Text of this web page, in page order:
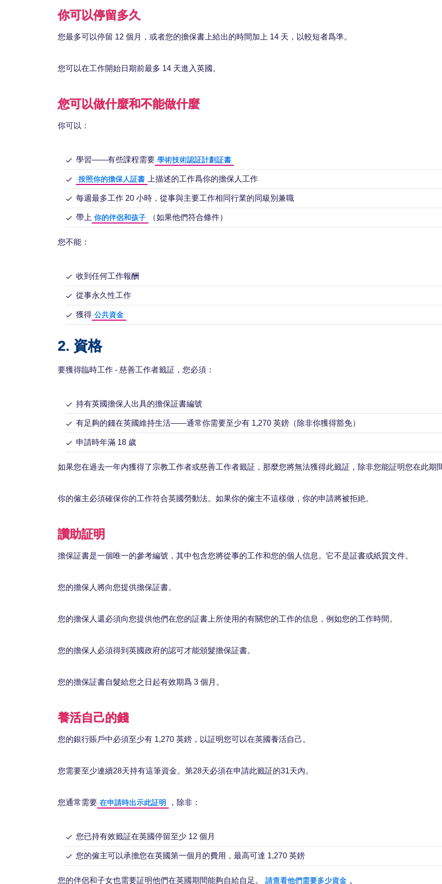
你可以停留多久
您最多可以停留 12 個月，或者您的擔保書上給出的時間加上 14 天，以較短者爲準。
您可以在工作開始日期前最多 14 天進入英國。
您可以做什麼和不能做什麼
你可以：
學習——有些課程需要 學術技術認証計劃証書
按照你的擔保人証書 上描述的工作爲你的擔保人工作
每週最多工作 20 小時，從事與主要工作相同行業的同級別兼職
帶上 你的伴侶和孩子 （如果他們符合條件）
您不能：
收到任何工作報酬
從事永久性工作
獲得 公共資金
2. 資格
要獲得臨時工作 - 慈善工作者籤証，您必須：
持有英國擔保人出具的擔保証書編號
有足夠的錢在英國維持生活——通常你需要至少有 1,270 英鎊（除非你獲得豁免）
申請時年滿 18 歲
如果您在過去一年內獲得了宗教工作者或慈善工作者籤証，那麼您將無法獲得此籤証，除非您能証明您在此期
你的僱主必須確保你的工作符合英國勞動法。如果你的僱主不這樣做，你的申請將被拒絶。
讚助証明
擔保証書是一個唯一的參考編號，其中包含您將從事的工作和您的個人信息。它不是証書或紙質文件。
您的擔保人將向您提供擔保証書。
您的擔保人還必須向您提供他們在您的証書上所使用的有關您的工作的信息，例如您的工作時間。
您的擔保人必須得到英國政府的認可才能頒髮擔保証書。
您的擔保証書自髮給您之日起有效期爲 3 個月。
養活自己的錢
您的銀行賬戶中必須至少有 1,270 英鎊，以証明您可以在英國養活自己。
您需要至少連續28天持有這筆資金。第28天必須在申請此籤証的31天內。
您通常需要 在申請時出示此証明 ，除非：
您已持有效籤証在英國停留至少 12 個月
您的僱主可以承擔您在英國第一個月的費用，最高可達 1,270 英鎊
您的伴侶和子女也需要証明他們在英國期間能夠自給自足。 請查看他們需要多少資金 。